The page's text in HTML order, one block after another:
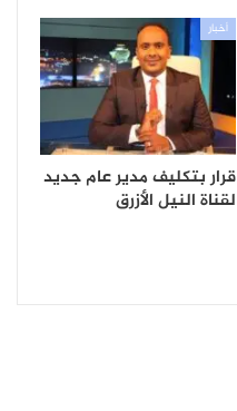
أخبار
قرار بتكليف مدير عام جديد
لقناة النيل الأزرق